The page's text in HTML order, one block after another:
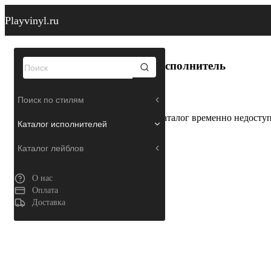
Playvinyl.ru
Поиск по стилям
Каталог исполнителей
Каталог лейблов
О нас
Оплата
Доставка
Исполнитель
Каталог временно